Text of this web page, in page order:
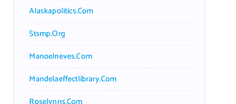
Alaskapolitics.com
Stsmp.org
Manoelneves.com
Mandelaeffectlibrary.com